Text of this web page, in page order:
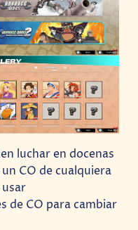
luchar en docenas
CO de cualquiera
usar
de CO para cambiar